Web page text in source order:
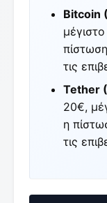
Bitcoin
τις
Tether
20€,
η
τις